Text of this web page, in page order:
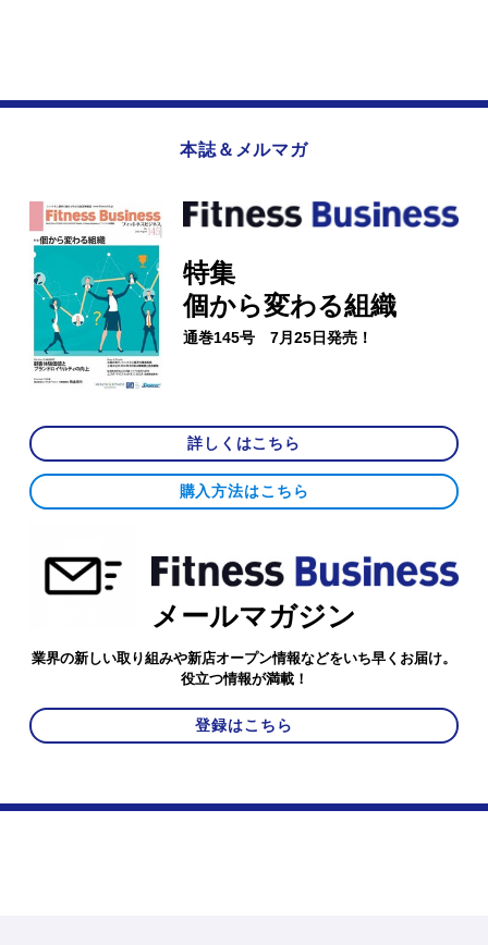
本誌＆メルマガ
特集
個から変わる組織
通巻145号 7月25日発売！
詳しくはこちら
購入方法はこちら
メールマガジン
業界の新しい取り組みや新店オープン情報などをいち早くお届け。
役立つ情報が満載！
登録はこちら